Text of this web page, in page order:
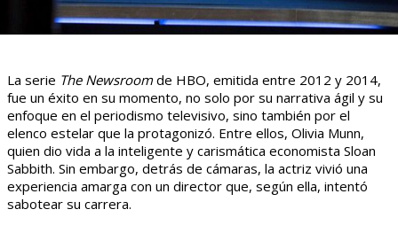
La serie The Newsroomde HBO, emitida entre 2012 y 2014,
fue un éxito en su momento, no solo por su narrativa ágil y su
enfoque en el periodismo televisivo, sino también por el
elenco estelar que la protagonizó. Entre ellos, Olivia Munn,
quien dio vida a la inteligente y carismática economista Sloan
Sabbith. Sin embargo, detrás de cámaras, la actriz vivió una
experiencia amarga con un director que, según ella, intentó
sabotear su carrera.